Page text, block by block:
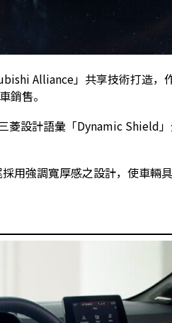
Alliance」共享技術打造，
銷售。
菱設計語彙「Dynamic Shield
用強調寬厚感之設計，使車輛